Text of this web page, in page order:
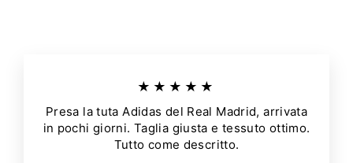
★★★★★
Presa la tuta Adidas del Real Madrid, arrivata
in pochi giorni. Taglia giusta e tessuto ottimo.
Tutto come descritto.